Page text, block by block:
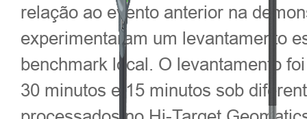
relação ao evento anterior na
experimentaram um levantamento
benchmark local. O levantamento
30 minutos e 15 minutos sob